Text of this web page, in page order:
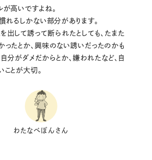
が高いですよね。
れるしかない部分があります。
出して誘って断られたとしても、たまた
ったとか、興味のない誘いだったのかも
分がダメだからとか、嫌われたなど、自
とが大切。
わたなべぽんさん